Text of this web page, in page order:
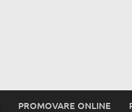
PROMOVARE ONLINE